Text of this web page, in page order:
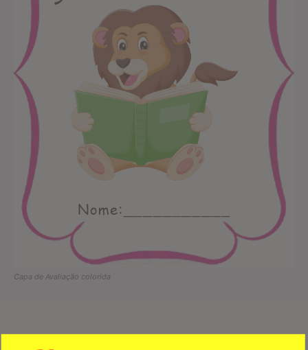
Capa de Avaliação colorida